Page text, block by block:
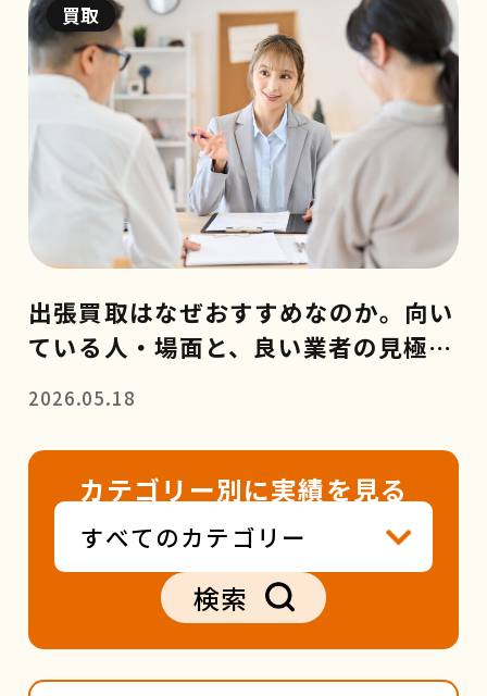
買取
出張買取はなぜおすすめなのか。向い
ている人・場面と、良い業者の見極め
2026.05.18
カテゴリー別に実績を見る
検索